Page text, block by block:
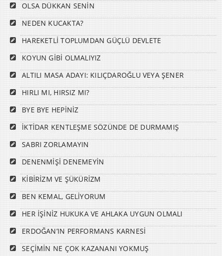
OLSA DÜKKAN SENİN
NEDEN KUCAKTA?
HAREKETLİ TOPLUMDAN GÜÇLÜ DEVLETE
KOYUN GİBİ OLMALIYIZ
ALTILI MASA ADAYI: KILIÇDAROĞLU VEYA ŞENER
HIRLI MI, HIRSIZ MI?
BYE BYE HEPİNİZ
İKTİDAR KENTLEŞME SÖZÜNDE DE DURMAMIŞ
SABRI ZORLAMAYIN
DENENMİŞİ DENEMEYİN
KİBİRİZM VE ŞÜKÜRİZM
BEN KEMAL, GELİYORUM
HER İŞİNİZ HUKUKA VE AHLAKA UYGUN OLMALI
ERDOĞAN’IN PERFORMANS KARNESİ
SEÇİMİN NE ÇOK KAZANANI YOKMUŞ